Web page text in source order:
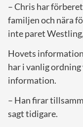
– Chris har
familjen och nära
inte paret
Hovets
har i vanlig
information.
– Han firar
sagt tidigare.